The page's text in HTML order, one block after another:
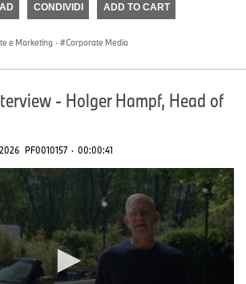
CONDIVIDI ADD TO CART
e Marketing · Corporate Media
- Holger Hampf, Head of
PF0010157 · 00:00:41